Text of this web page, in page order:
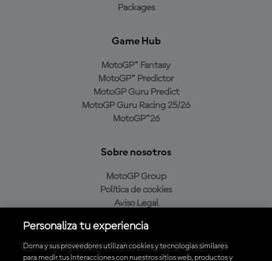
Packages
Game Hub
MotoGP™ Fantasy
MotoGP™ Predictor
MotoGP Guru Predict
MotoGP Guru Racing 25/26
MotoGP™26
Sobre nosotros
MotoGP Group
Política de cookies
Aviso Legal
Política de compra
Personaliza tu experiencia
Dorna y sus proveedores utilizan cookies y tecnologías similares
para medir tus interacciones con nuestros sitios web, productos y